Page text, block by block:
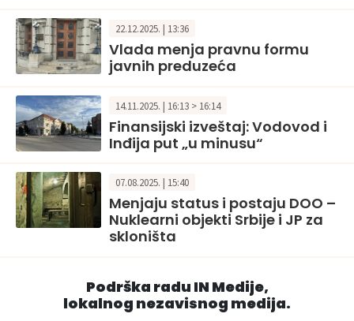
22.12.2025. | 13:36
Vlada menja pravnu formu
javnih preduzeća
14.11.2025. | 16:13 > 16:14
Finansijski izveštaj: Vodovod i
Inđija put „u minusu“
07.08.2025. | 15:40
Menjaju status i postaju DOO –
Nuklearni objekti Srbije i JP za
skloništa
Podrška radu IN Medije,
lokalnog nezavisnog medija.